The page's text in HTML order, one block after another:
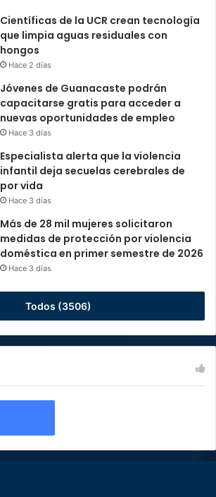
Científicas de la UCR crean tecnología
que limpia aguas residuales con
hongos
Hace 2 días
Jóvenes de Guanacaste podrán
capacitarse gratis para acceder a
nuevas oportunidades de empleo
Hace 3 días
Especialista alerta que la violencia
infantil deja secuelas cerebrales de
por vida
Hace 3 días
Más de 28 mil mujeres solicitaron
medidas de protección por violencia
doméstica en primer semestre de 2026
Hace 3 días
Todos (3506)